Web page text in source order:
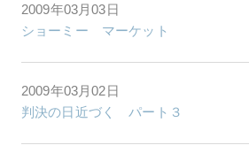
2009年03月03日
ショーミー マーケット
2009年03月02日
判決の日近づく パート３